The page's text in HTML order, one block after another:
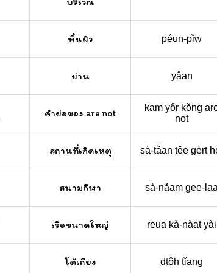
พื้นผิว péun-pǐw
ย่าน yâan
คำย่อของ are not
kam yôr kǒng
not
สถานที่เกิดเหตุ sà-tǎan têe gèrt
สนามกีฬา sà-nǎam gee-laa
เรือขนาดใหญ่ reua kà-nàat yài
โต้เถียง dtôh tǐang